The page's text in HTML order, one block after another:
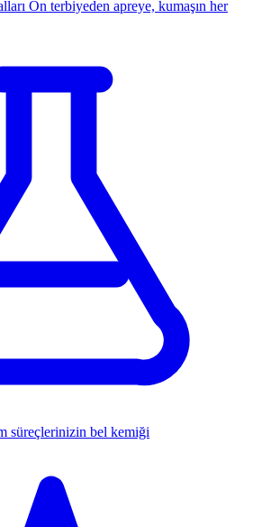
Ön terbiyeden apreye, kumaşın her
süreçlerinizin bel kemiği